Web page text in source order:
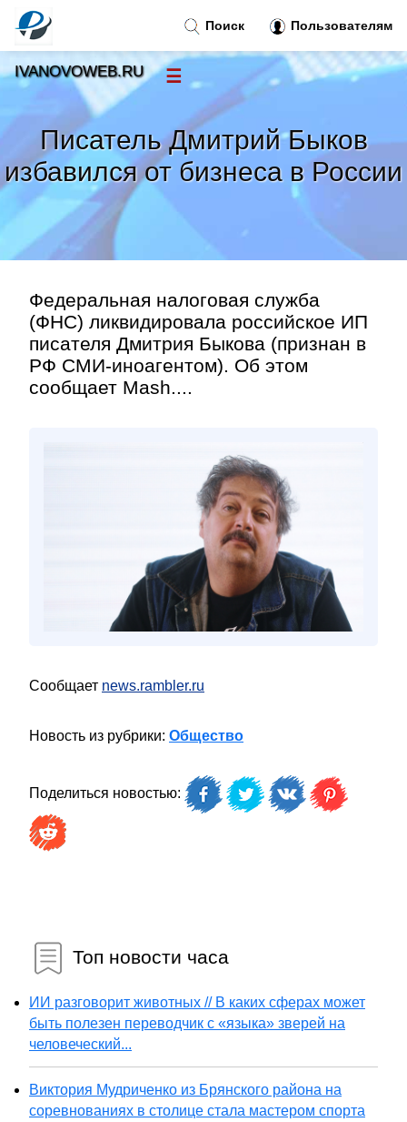
Писатель Дмитрий Быков
избавился от бизнеса в России
Федеральная налоговая служба
(ФНС) ликвидировала российское ИП
писателя Дмитрия Быкова (признан в
РФ СМИ-иноагентом). Об этом
сообщает Mash....
Сообщает news.rambler.ru
Новость из рубрики: Общество
Поделиться новостью:
Топ новости часа
ИИ разговорит животных // В каких сферах может
быть полезен переводчик с «языка» зверей на
человеческий...
Виктория Мудриченко из Брянского района на
соревнованиях в столице стала мастером спорта
Поиск Пользователям
IVANOVOWEB.RU ☰
Новости
Тренды новостей »
Рубрики»
Правила»
Контакт »